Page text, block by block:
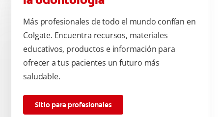
Más profesionales de todo el mundo confían en
Colgate. Encuentra recursos, materiales
educativos, productos e información para
ofrecer a tus pacientes un futuro más
saludable.
Sitio para profesionales